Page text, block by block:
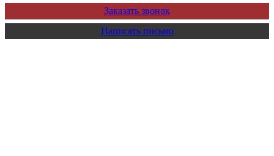
Заказать звонок
Написать письмо